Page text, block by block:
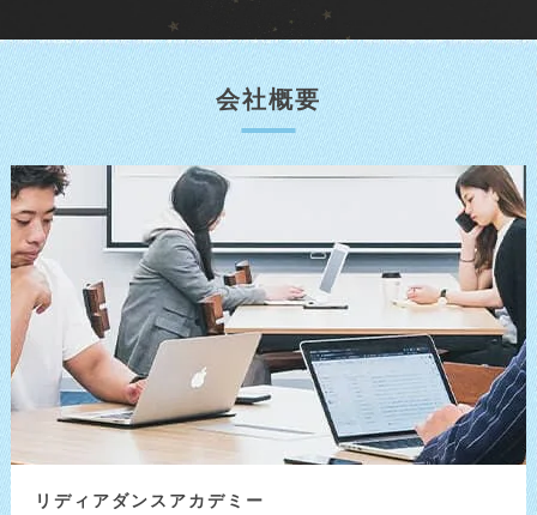
会社概要
リディアダンスアカデミー